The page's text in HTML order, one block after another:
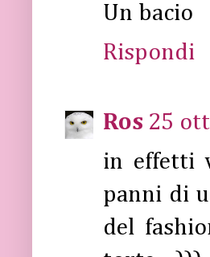
Un bacio
Rispondi
Ros 25
in effetti
panni di
del